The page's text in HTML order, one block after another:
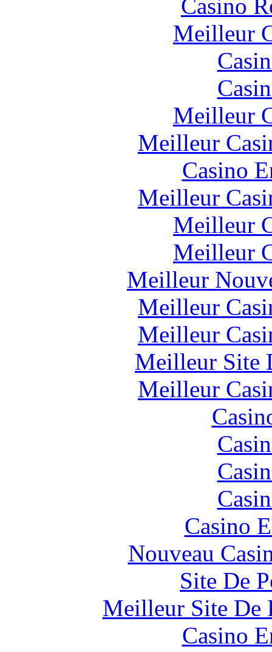
Casino
Meilleur
Meilleur
Meilleur
Casino
Meilleur
Meilleur
Meilleur
Meilleur
Meilleur
Meilleur
Meilleur Site
Meilleur
Casino
Nouveau
Site De
Meilleur Site De
Casino